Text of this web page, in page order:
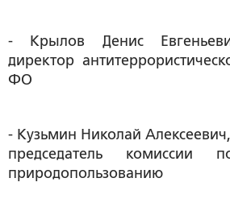
- Крылов Денис
директор
ФО
- Кузьмин Николай
председатель комиссии
природопользованию